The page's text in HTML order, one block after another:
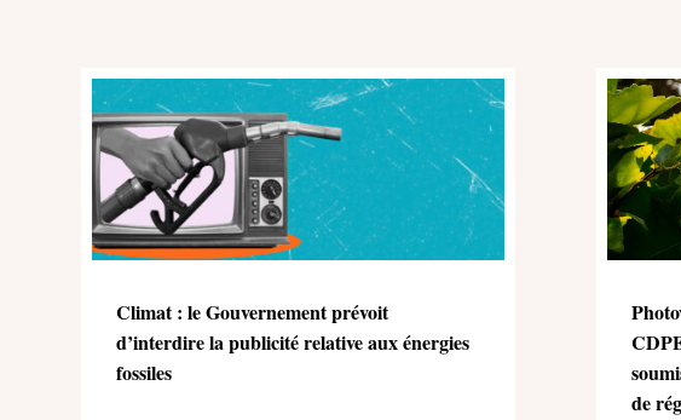
Climat : le Gouvernement prévoit
d’interdire la publicité relative aux énergies
fossiles
de